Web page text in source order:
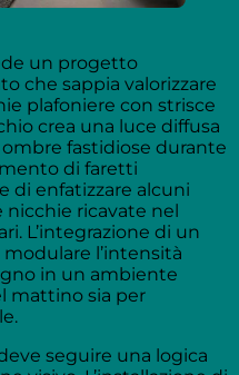
un progetto
che sappia valorizzare
plafoniere con strisce
crea una luce diffusa
fastidiose durante
di faretti
di enfatizzare alcuni
ricavate nel
L’integrazione di un
l’intensità
in un ambiente
mattino sia per
seguire una logica